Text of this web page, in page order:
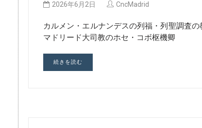
2026年6月2日 CncMadrid
カルメン・エルナンデスの列福・列聖調査
マドリード大司教のホセ・コボ枢機卿
続きを読む